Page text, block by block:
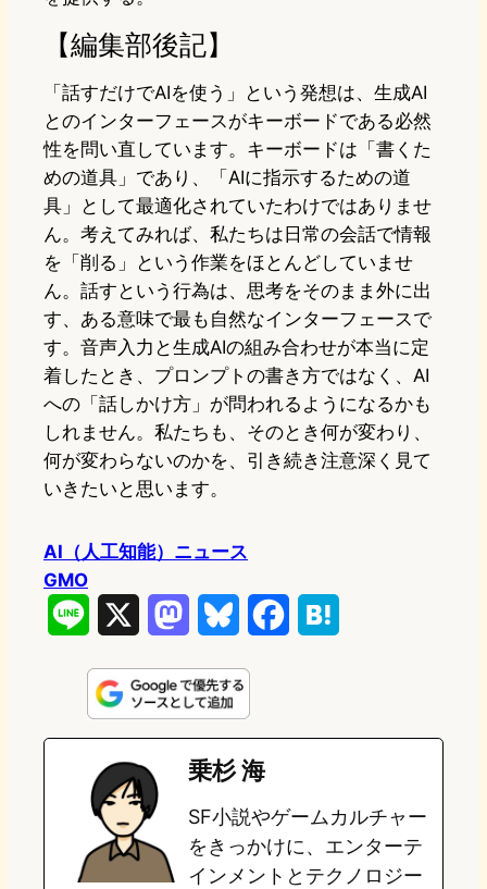
【編集部後記】
「話すだけでAIを使う」という発想は、生成AI
とのインターフェースがキーボードである必然
性を問い直しています。キーボードは「書くた
めの道具」であり、「AIに指示するための道
具」として最適化されていたわけではありませ
ん。考えてみれば、私たちは日常の会話で情報
を「削る」という作業をほとんどしていませ
ん。話すという行為は、思考をそのまま外に出
す、ある意味で最も自然なインターフェースで
す。音声入力と生成AIの組み合わせが本当に定
着したとき、プロンプトの書き方ではなく、AI
への「話しかけ方」が問われるようになるかも
しれません。私たちも、そのとき何が変わり、
何が変わらないのかを、引き続き注意深く見て
いきたいと思います。
AI（人工知能）ニュース
GMO
n
e
s
t
o
d
o
u
e
s
k
y
e
o
o
e
a
乗杉 海
SF小説やゲームカルチャー
をきっかけに、エンターテ
インメントとテクノロジー